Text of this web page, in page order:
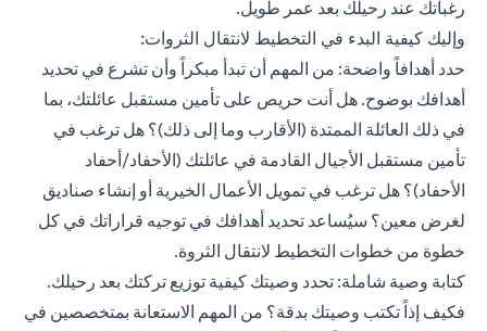
رغباتك عند رحيلك بعد عمر طويل.
وإليك كيفية البدء في التخطيط لانتقال الثروات:
حدد أهدافاً واضحة: من المهم أن تبدأ مبكراً وأن تشرع في تحديد
أهدافك بوضوح. هل أنت حريص على تأمين مستقبل عائلتك، بما
في ذلك العائلة الممتدة (الأقارب وما إلى ذلك)؟ هل ترغب في
تأمين مستقبل الأجيال القادمة في عائلتك (الأحفاد/أحفاد
الأحفاد)؟ هل ترغب في تمويل الأعمال الخيرية أو إنشاء صناديق
لغرض معين؟ سيُساعد تحديد أهدافك في توجيه قراراتك في كل
خطوة من خطوات التخطيط لانتقال الثروة.
كتابة وصية شاملة: تحدد وصيتك كيفية توزيع تركتك بعد رحيلك.
فكيف إذاً تكتب وصيتك بدقة؟ من المهم الاستعانة بمتخصصين في